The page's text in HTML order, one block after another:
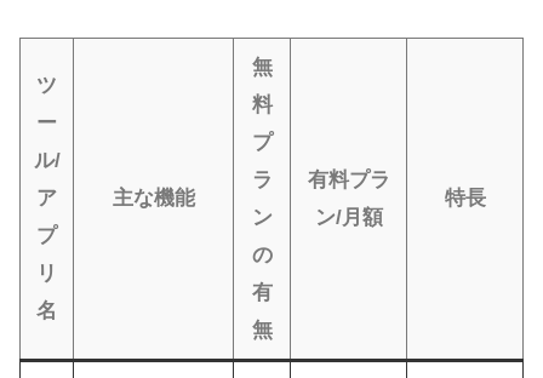
ツ
ー
ル/
ア
プ
リ
名
主な機能
無
料
プ
ラ
ン
の
有
無
有料プラ
ン/月額
特長